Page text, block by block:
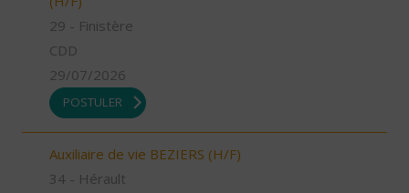
29 - Finistère
CDD
29/07/2026
POSTULER
Auxiliaire de vie BEZIERS (H/F)
34 - Hérault